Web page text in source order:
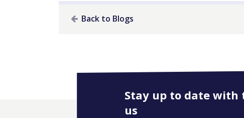
Back to Blogs
Stay up to date
us